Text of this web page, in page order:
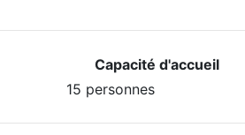
Capacité d'accueil
15 personnes